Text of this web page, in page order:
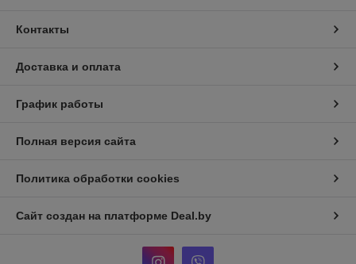
Контакты
Доставка и оплата
График работы
Полная версия сайта
Политика обработки cookies
Сайт создан на платформе Deal.by